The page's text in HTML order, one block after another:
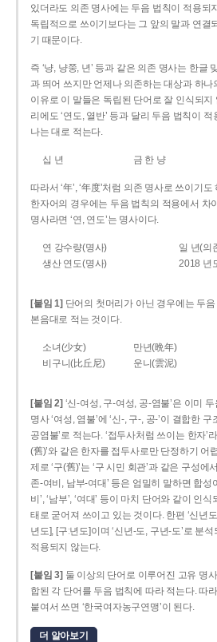
있더라도 의존 명사에는 두음 법칙이 적용되
독립적으로 쓰이기보다는 그 앞의 말과 연결
기 때문이다.
즉 ‘냥, 냥쭝, 년’ 등과 같은 의존 명사는 한글
과 띄어 쓰지만 언제나 의존하는 대상과 하
이유로 이 말들은 독립된 단어로 잘 인식되지
리에도 ‘연도, 열반’ 등과 달리 두음 법칙이
나는 대로 적는다.
십 년 금 한 냥
따라서 ‘年’, ‘年度’처럼 의존 명사로 쓰이기
한자어의 경우에는 두음 법칙의 적용에서 차
명사라면 ‘연, 연도’는 명사이다.
연 강수량(명사)
일 년(의
생산 연도(명사)
2018 년
[붙임 1] 단어의 첫머리가 아닌 경우에는 두
본음대로 적는 것이다.
소녀(少女) 만년(晩年)
비구니(比丘尼)
운니(雲泥)
[붙임 2] ‘신-여성, 구-여성, 공-염불’은 이미
명사 ‘여성, 염불’에 ‘신-, 구-, 공-’이 결합한
공염불’로 적는다. ‘접두사처럼 쓰이는 한자’
(舊)’와 같은 한자를 접두사로만 단정하기 어
제로 ‘구(舊)’는 ‘구 시민 회관’과 같은 구성에
존­-여비, 남부-­여대’ 등은 엄밀히 말하면 합성
비’, ‘남부’, ‘여대’ 등이 마치 단어와 같이 인
태로 굳어져 쓰이고 있는 것이다. 한편 ‘신년
년도], [구ː년도]이며 ‘신년­-도, 구년-­도’로 분
적용되지 않는다.
[붙임 3] 둘 이상의 단어로 이루어진 고유 명
합된 각 단어를 두음 법칙에 따라 적는다. 따
붙여서 쓰면 ‘한국여자농구연맹’이 된다.
더 알아보기